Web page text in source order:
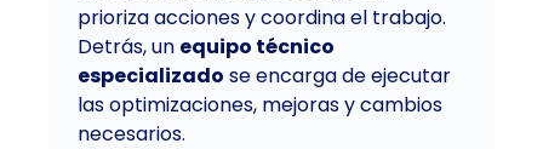
prioriza acciones y coordina el trabajo.
Detrás, un equipo técnico
especializado se encarga de ejecutar
las optimizaciones, mejoras y cambios
necesarios.